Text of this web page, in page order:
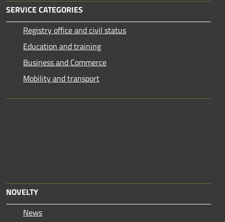
SERVICE CATEGORIES
Registry office and civil status
Education and training
Business and Commerce
Mobility and transport
NOVELTY
News